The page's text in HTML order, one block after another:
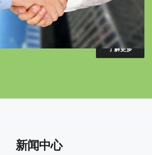
了解更多
新闻中心